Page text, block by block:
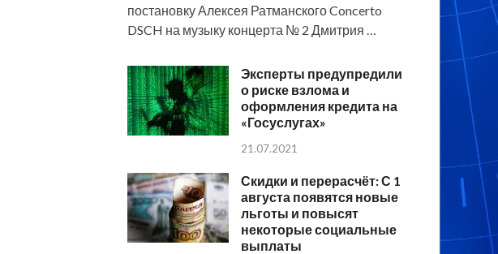
постановку Алексея Ратманского Concerto
DSCH на музыку концерта № 2 Дмитрия …
Эксперты предупредили
о риске взлома и
оформления кредита на
«Госуслугах»
21.07.2021
Скидки и перерасчёт: С 1
августа появятся новые
льготы и повысят
некоторые социальные
выплаты